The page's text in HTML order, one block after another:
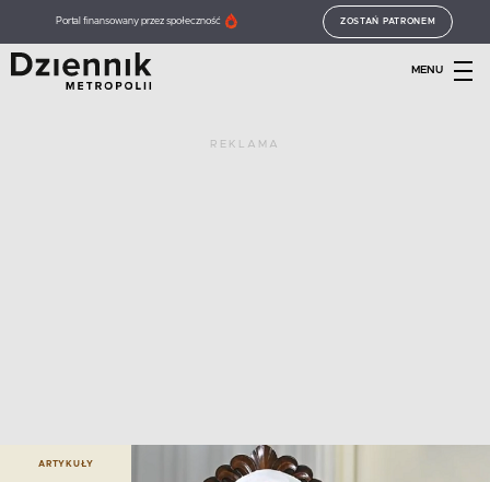
Portal finansowany przez społeczność ZOSTAŃ PATRONEM
MENU
REKLAMA
ARTYKUŁY